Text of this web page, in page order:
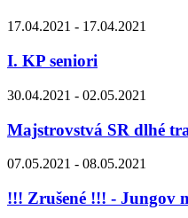
17.04.2021 - 17.04.2021
I. KP seniori
30.04.2021 - 02.05.2021
Majstrovstvá SR dlhé
07.05.2021 - 08.05.2021
!!! Zrušené !!! - Jungov